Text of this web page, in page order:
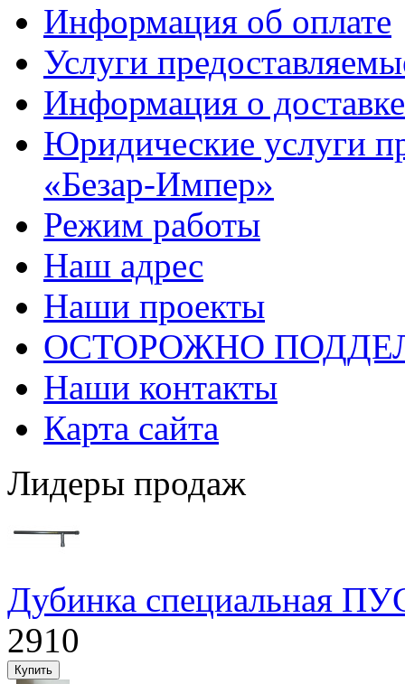
Информация об оплате
Услуги
Информация о доставке
Юридические услуги
«Безар-Импер»
Режим работы
Наш адрес
Наши проекты
ОСТОРОЖНО
Наши контакты
Карта сайта
Лидеры продаж
Дубинка специальная
2910